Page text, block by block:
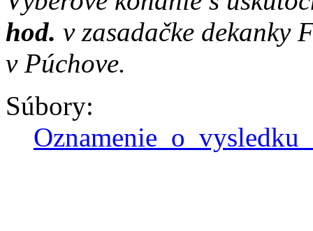
hod. v zasadačke dekanky
v Púchove.
Súbory: